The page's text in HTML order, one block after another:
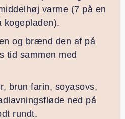
varme (7 på en
kogepladen).
og brænd den af på
tid sammen med
brun farin, soyasovs,
ned på
rundt.